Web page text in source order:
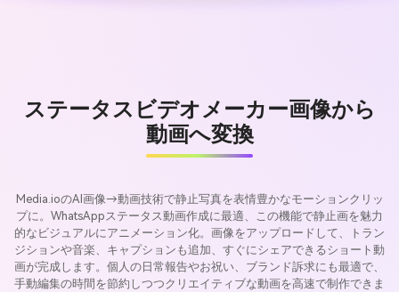
ステータスビデオメーカー画像から
動画へ変換
Media.ioのAI画像→動画技術で静止写真を表情豊かなモーションクリッ
プに。WhatsAppステータス動画作成に最適、この機能で静止画を魅力
的なビジュアルにアニメーション化。画像をアップロードして、トラン
ジションや音楽、キャプションも追加、すぐにシェアできるショート動
画が完成します。個人の日常報告やお祝い、ブランド訴求にも最適で、
手動編集の時間を節約しつつクリエイティブな動画を高速で制作できま